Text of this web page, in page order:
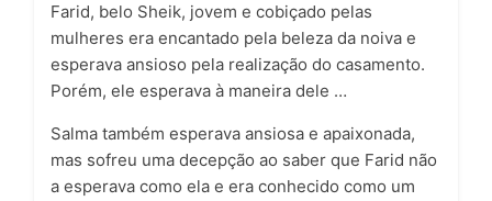
Farid, belo Sheik, jovem e cobiçado pelas
mulheres era encantado pela beleza da noiva e
esperava ansioso pela realização do casamento.
Porém, ele esperava à maneira dele …
Salma também esperava ansiosa e apaixonada,
mas sofreu uma decepção ao saber que Farid não
a esperava como ela e era conhecido como um